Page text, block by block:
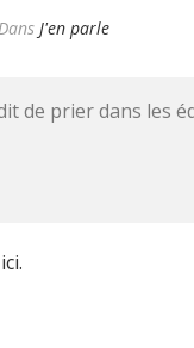
J'en parle
de prier dans les